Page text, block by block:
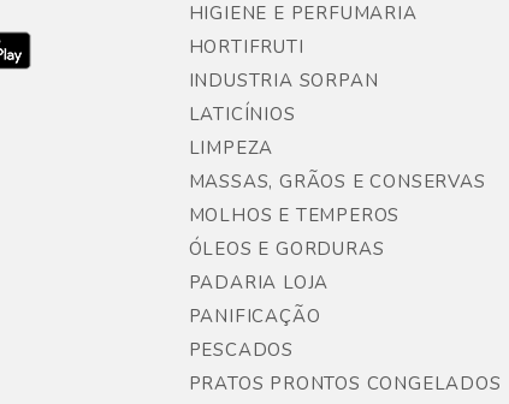
HIGIENE E PERFUMARIA
HORTIFRUTI
INDUSTRIA SORPAN
LATICÍNIOS
LIMPEZA
MASSAS, GRÃOS E CONSERVAS
MOLHOS E TEMPEROS
ÓLEOS E GORDURAS
PADARIA LOJA
PANIFICAÇÃO
PESCADOS
PRATOS PRONTOS CONGELADOS